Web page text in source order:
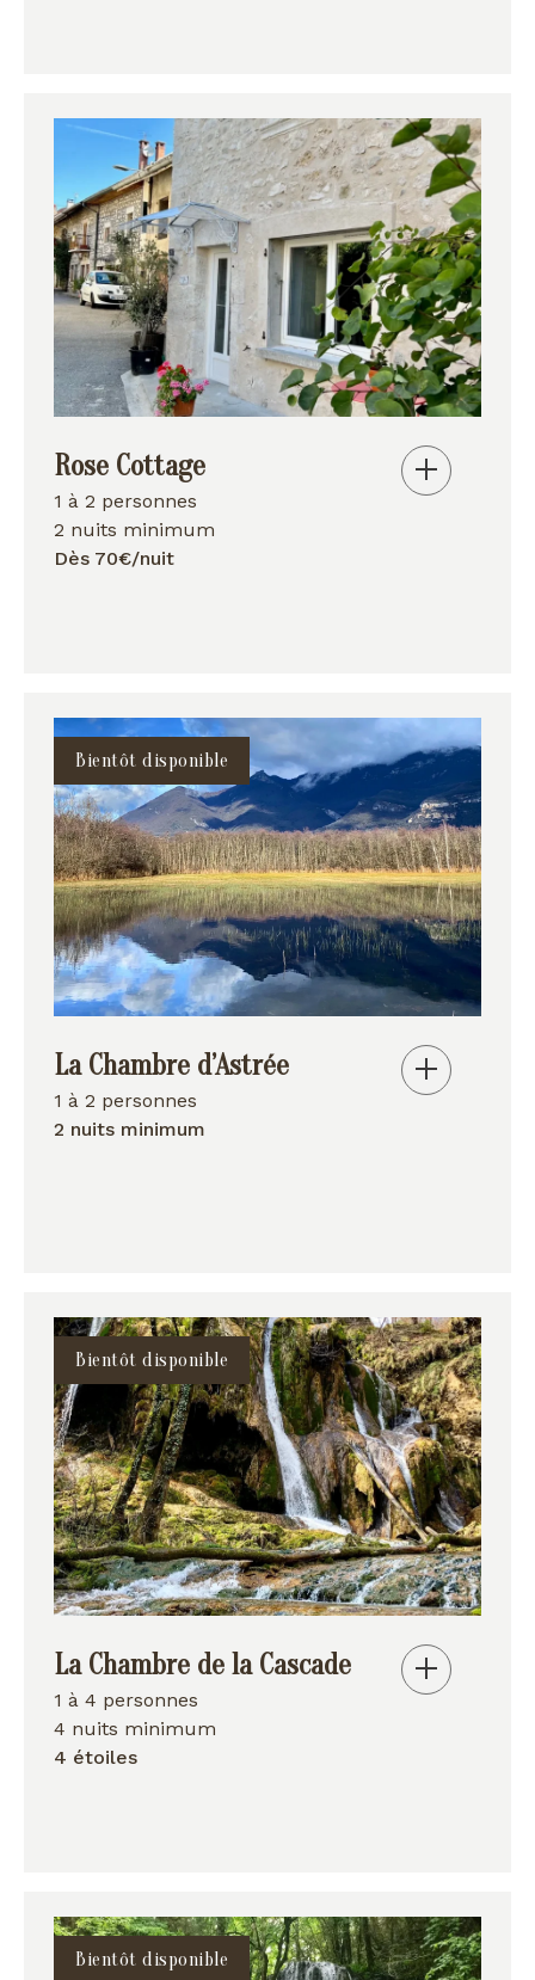
Rose Cottage
1 à 2 personnes
2 nuits minimum
Dès 70€/nuit
Bientôt disponible
La Chambre d’Astrée
1 à 2 personnes
2 nuits minimum
Bientôt disponible
La Chambre de la Cascade
1 à 4 personnes
4 nuits minimum
4 étoiles
Bientôt disponible